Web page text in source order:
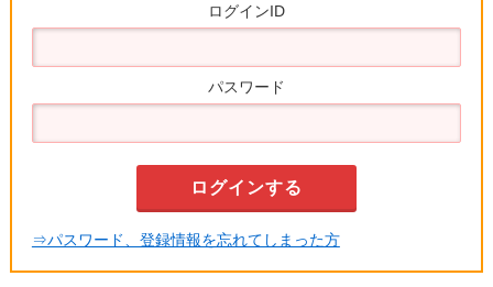
ログインID
パスワード
⇒パスワード、登録情報を忘れてしまった方